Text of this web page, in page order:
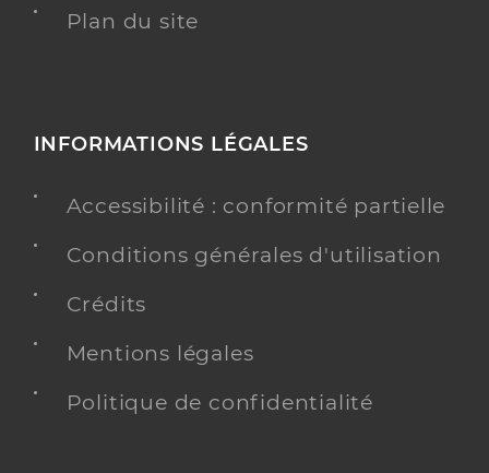
Plan du site
INFORMATIONS LÉGALES
Accessibilité : conformité partielle
Conditions générales d'utilisation
Crédits
Mentions légales
Politique de confidentialité